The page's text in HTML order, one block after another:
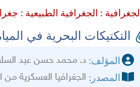
الجغرافية : الجغرافية الطبيعية :
التكتيكات البحرية في
المؤلف: د. محمد حسن عبد
المصدر: الجغرافيا العسكرية